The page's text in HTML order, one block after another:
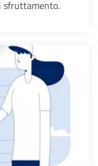
sfruttamento.